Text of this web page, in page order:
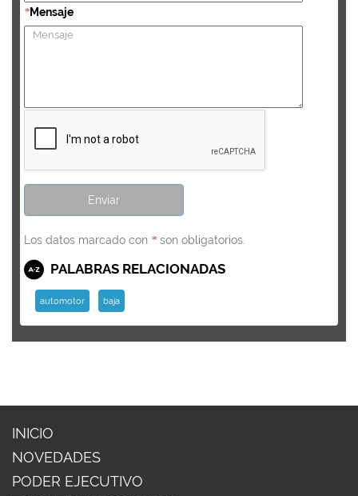
*Mensaje
Los datos marcado con * son obligatorios.
PALABRAS RELACIONADAS
automotor baja
INICIO
NOVEDADES
PODER EJECUTIVO